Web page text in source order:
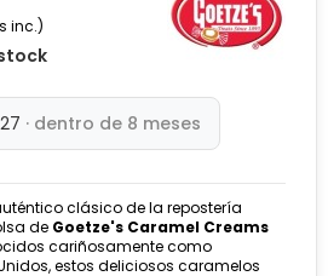
inc.)
· dentro de 8 meses
clásico de la repostería
de Goetze's Caramel Creams
cariñosamente como
estos deliciosos caramelos